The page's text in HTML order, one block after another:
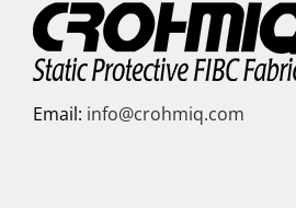
Email: info@crohmiq.com